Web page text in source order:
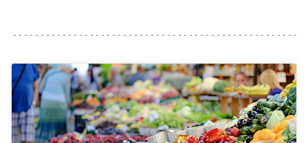
Internacionalización launch
Extensión
Vinculación
Universidad